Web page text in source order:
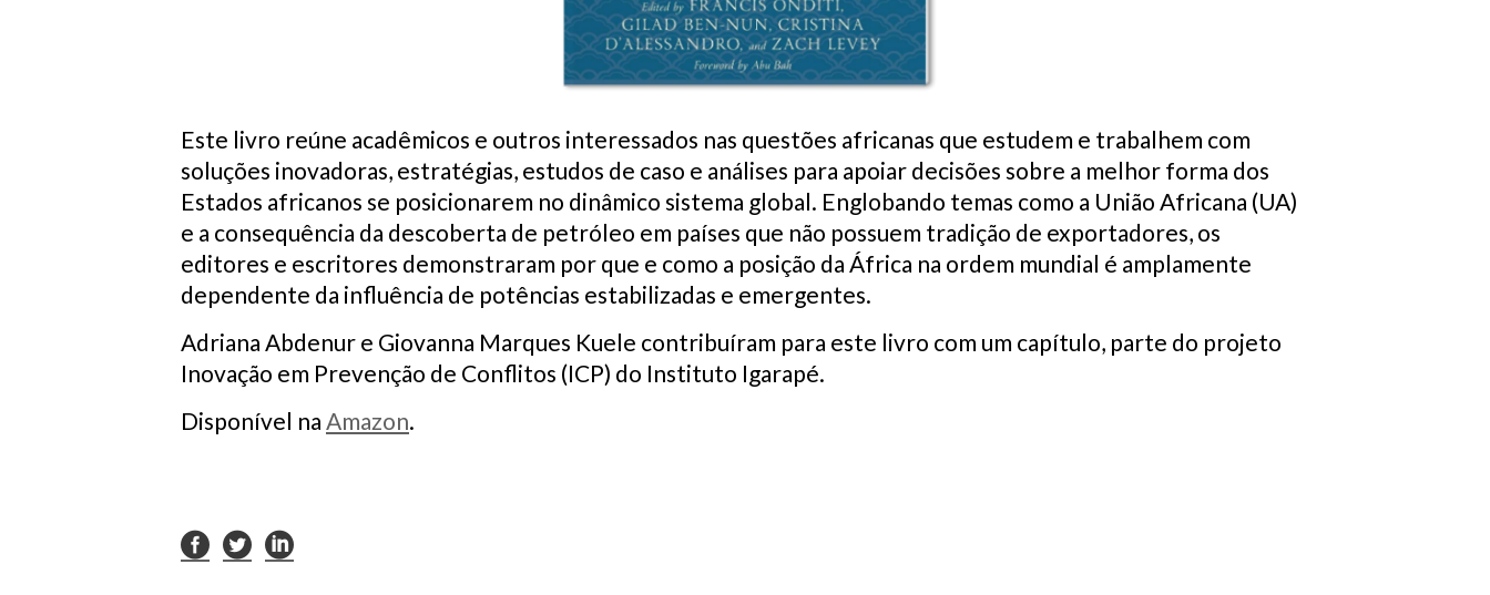
Este livro reúne acadêmicos e outros interessados nas questões africanas que estudem e trabalhem com
soluções inovadoras, estratégias, estudos de caso e análises para apoiar decisões sobre a melhor forma dos
Estados africanos se posicionarem no dinâmico sistema global. Englobando temas como a União Africana (UA)
e a consequência da descoberta de petróleo em países que não possuem tradição de exportadores, os
editores e escritores demonstraram por que e como a posição da África na ordem mundial é amplamente
dependente da influência de potências estabilizadas e emergentes.
Adriana Abdenur e Giovanna Marques Kuele contribuíram para este livro com um capítulo, parte do projeto
Inovação em Prevenção de Conflitos (ICP) do Instituto Igarapé.
Disponível na Amazon.